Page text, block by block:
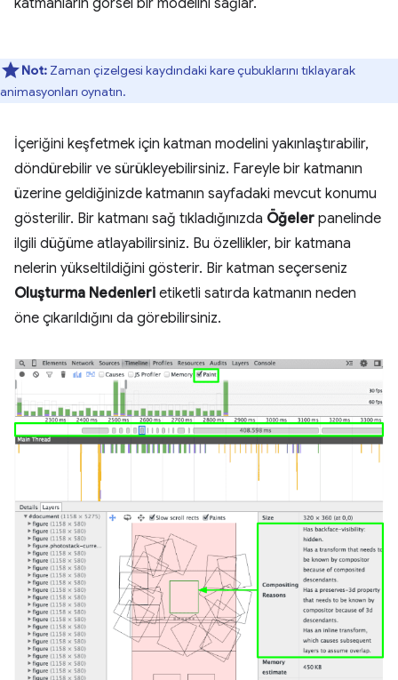
katmanların görsel bir modelini sağlar.
Not: Zaman çizelgesi kaydındaki kare çubuklarını tıklayarak
animasyonları oynatın.
İçeriğini keşfetmek için katman modelini yakınlaştırabilir,
döndürebilir ve sürükleyebilirsiniz. Fareyle bir katmanın
üzerine geldiğinizde katmanın sayfadaki mevcut konumu
gösterilir. Bir katmanı sağ tıkladığınızda Öğeler panelinde
ilgili düğüme atlayabilirsiniz. Bu özellikler, bir katmana
nelerin yükseltildiğini gösterir. Bir katman seçerseniz
Oluşturma Nedenleri etiketli satırda katmanın neden
öne çıkarıldığını da görebilirsiniz.